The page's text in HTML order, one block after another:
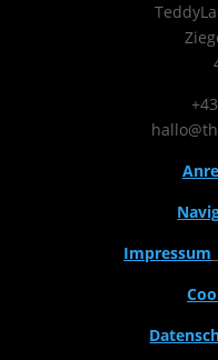
Impressum